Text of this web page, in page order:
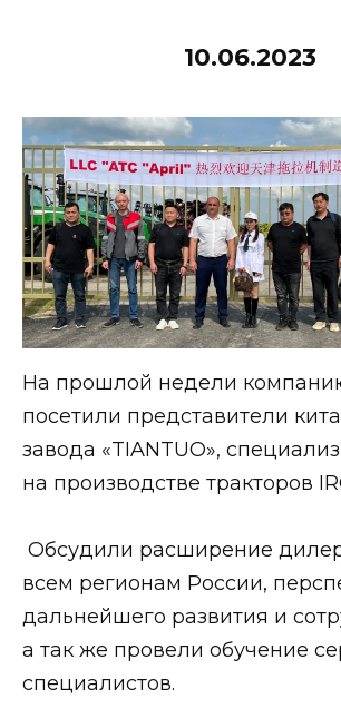
10.06.2023
На прошлой недели
посетили представители
завода «TIANTUO»,
на производстве тракторов
Обсудили расширение
всем регионам России,
дальнейшего развития и
а так же провели обучение
специалистов.